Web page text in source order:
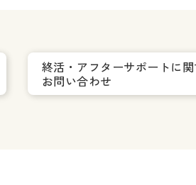
終活・アフターサポートに関
お問い合わせ